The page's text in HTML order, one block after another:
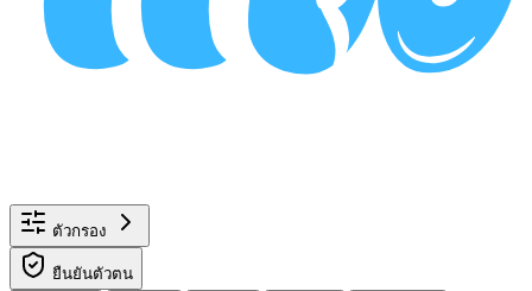
ตัวกรอง
ยืนยันตัวตน